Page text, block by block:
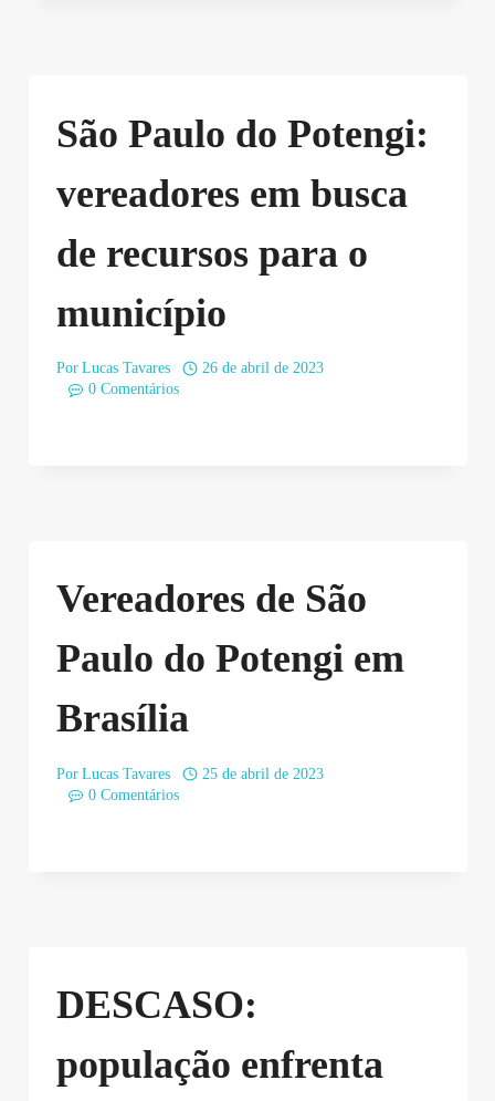
São Paulo do Potengi:
vereadores em busca
de recursos para o
município
Por Lucas Tavares
26 de abril de 2023
0 Comentários
Vereadores de São
Paulo do Potengi em
Brasília
Por Lucas Tavares
25 de abril de 2023
0 Comentários
DESCASO:
população enfrenta